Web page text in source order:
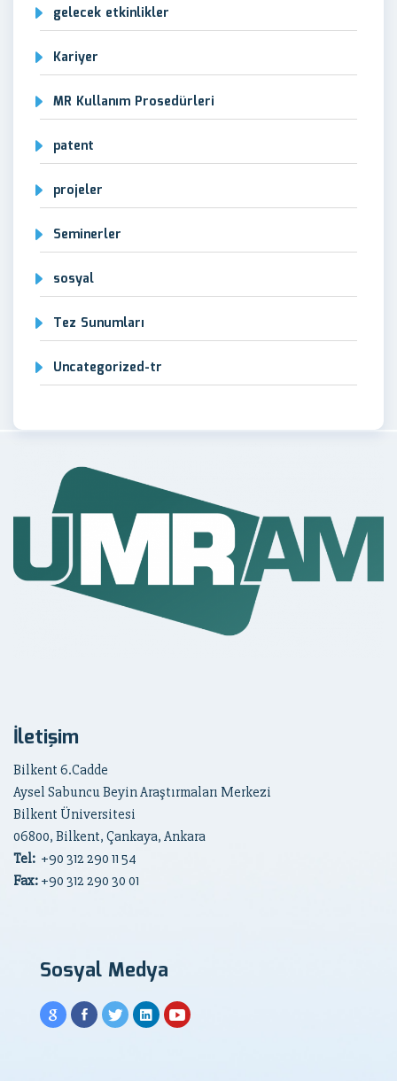
gelecek etkinlikler
Kariyer
MR Kullanım Prosedürleri
patent
projeler
Seminerler
sosyal
Tez Sunumları
Uncategorized-tr
İletişim
Bilkent 6.Cadde
Aysel Sabuncu Beyin Araştırmaları Merkezi
Bilkent Üniversitesi
06800, Bilkent, Çankaya, Ankara
Tel: +90 312 290 11 54
Fax: +90 312 290 30 01
Sosyal Medya